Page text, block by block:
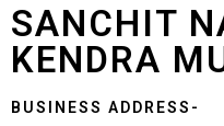
SANCHIT
KENDRA
BUSINESS ADDRESS-